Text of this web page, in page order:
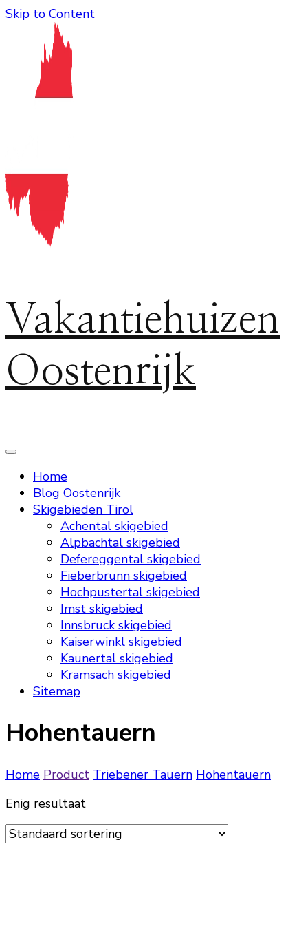
Skip to Content
Vakantiehuizen
Oostenrijk
Home
Blog Oostenrijk
Skigebieden Tirol
Achental skigebied
Alpbachtal skigebied
Defereggental skigebied
Fieberbrunn skigebied
Hochpustertal skigebied
Imst skigebied
Innsbruck skigebied
Kaiserwinkl skigebied
Kaunertal skigebied
Kramsach skigebied
Sitemap
Hohentauern
Home Product Triebener Tauern Hohentauern
Enig resultaat